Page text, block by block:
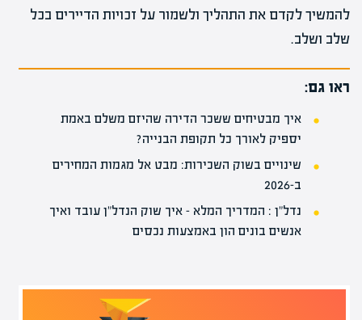
להמשיך לקדם את התהליך ולשמור על זכויות הדיירים בכל
שלב ושלב.
ראו גם:
איך מבטיחים ששכר הדירה שהיזם משלם באמת
יספיק לאורך כל תקופת הבנייה?
שינויים בשוק השכירות: מבט אל מגמות המחירים
ב-2026
נדל"ן : המדריך המלא – איך שוק הנדל"ן עובד ואיך
אנשים בונים הון באמצעות נכסים